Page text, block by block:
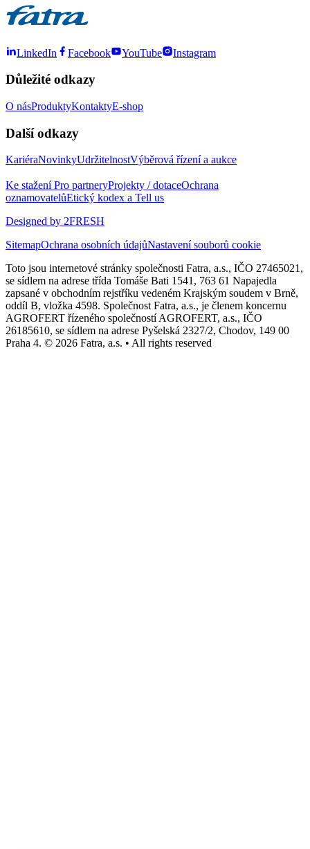
LinkedIn Facebook YouTube Instagram
Důležité odkazy
O násProduktyKontaktyE-shop
Další odkazy
KariéraNovinkyUdržitelnostVýběrová řízení a aukce
Ke staženíPro partneryProjekty / dotaceOchrana
oznamovatelůEtický kodex a Tell us
Designed by 2FRESH
SitemapOchrana osobních údajůNastavení souborů cookie
Toto jsou internetové stránky společnosti Fatra, a.s., IČO 27465021,
se sídlem na adrese třída Tomáše Bati 1541, 763 61 Napajedla
zapsané v obchodním rejstříku vedeném Krajským soudem v Brně,
oddíl B, vložka 4598. Společnost Fatra, a.s., je členem koncernu
AGROFERT řízeného společností AGROFERT, a.s., IČO
26185610, se sídlem na adrese Pyšelská 2327/2, Chodov, 149 00
Praha 4. © 2026 Fatra, a.s. • All rights reserved